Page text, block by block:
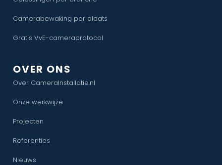
Camerabewaking per plaats
Gratis VvE-cameraprotocol
OVER ONS
Over CameraInstallatie.nl
Onze werkwijze
Projecten
Referenties
Nieuws